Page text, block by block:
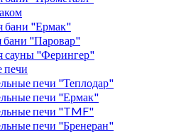
бани "Ермак"
бани "Паровар"
сауны "Ферингер"
печи
печи "Теплодар"
печи "Ермак"
печи "TMF"
печи "Бренеран"